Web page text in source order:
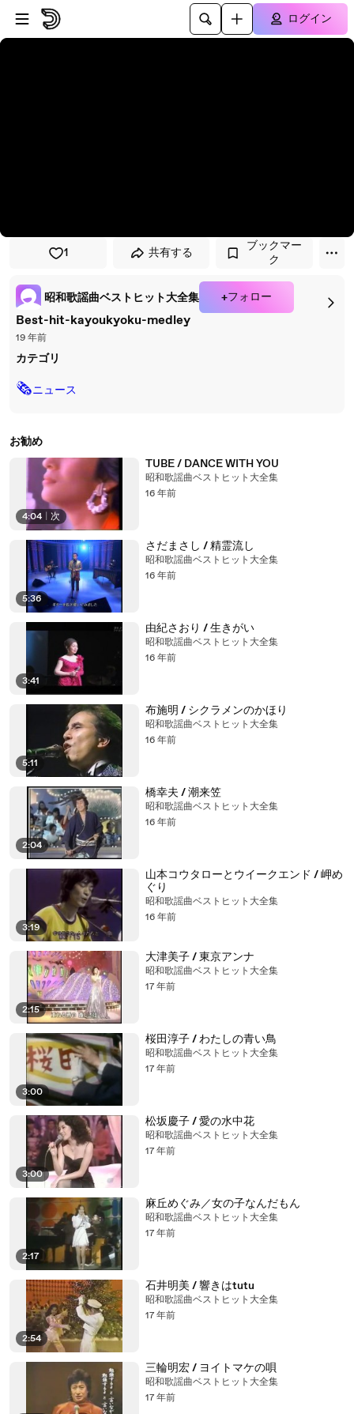
プレイヤーにスキップ
メインコンテンツにスキップ
ログイン
1 共有する
ブックマー
ク
昭和歌謡曲ベストヒット大全集 +フォロー
Best-hit-kayoukyoku-medley
19 年前
カテゴリ
🗞ニュース
お勧め
4:04 次
TUBE / DANCE WITH YOU
昭和歌謡曲ベストヒット大全集
16 年前
5:36
さだまさし / 精霊流し
昭和歌謡曲ベストヒット大全集
16 年前
3:41
由紀さおり / 生きがい
昭和歌謡曲ベストヒット大全集
16 年前
5:11
布施明 / シクラメンのかほり
昭和歌謡曲ベストヒット大全集
16 年前
2:04
橋幸夫 / 潮来笠
昭和歌謡曲ベストヒット大全集
16 年前
3:19
山本コウタローとウイークエンド / 岬め
ぐり
昭和歌謡曲ベストヒット大全集
16 年前
2:15
大津美子 / 東京アンナ
昭和歌謡曲ベストヒット大全集
17 年前
3:00
桜田淳子 / わたしの青い鳥
昭和歌謡曲ベストヒット大全集
17 年前
3:00
松坂慶子 / 愛の水中花
昭和歌謡曲ベストヒット大全集
17 年前
2:17
麻丘めぐみ／女の子なんだもん
昭和歌謡曲ベストヒット大全集
17 年前
2:54
石井明美 / 響きはtutu
昭和歌謡曲ベストヒット大全集
17 年前
三輪明宏 / ヨイトマケの唄
昭和歌謡曲ベストヒット大全集
17 年前